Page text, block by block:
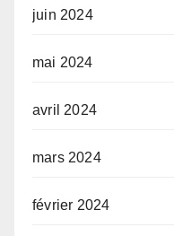
juin 2024
mai 2024
avril 2024
mars 2024
février 2024